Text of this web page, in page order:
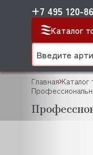
Каталог
+7 495 120-
Главная Каталог